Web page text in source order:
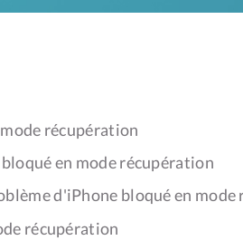
récupération
en mode récupération
d'iPhone bloqué en mode
récupération